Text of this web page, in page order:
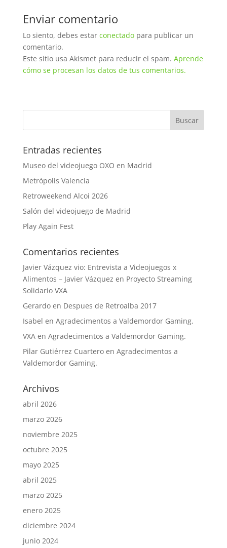
Enviar comentario
Lo siento, debes estar conectadopara publicar un
comentario.
Este sitio usa Akismet para reducir el spam. Aprende
cómo se procesan los datos de tus comentarios.
Entradas recientes
Museo del videojuego OXO en Madrid
Metrópolis Valencia
Retroweekend Alcoi 2026
Salón del videojuego de Madrid
Play Again Fest
Comentarios recientes
Javier Vázquez vio: Entrevista a Videojuegos x
Alimentos – Javier Vázquez en Proyecto Streaming
Solidario VXA
Gerardoen Despues de Retroalba 2017
Isabel en Agradecimentos a Valdemordor Gaming.
VXAen Agradecimentos a Valdemordor Gaming.
Pilar Gutiérrez Cuarteroen Agradecimentos a
Valdemordor Gaming.
Archivos
abril 2026
marzo 2026
noviembre 2025
octubre 2025
mayo 2025
abril 2025
marzo 2025
enero 2025
diciembre 2024
junio 2024